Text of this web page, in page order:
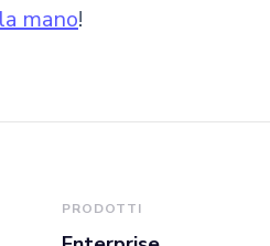
mano!
PRODOTTI